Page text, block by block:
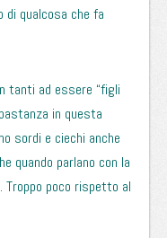
qualcosa che fa
tanti ad essere “figli
in questa
sordi e ciechi anche
quando parlano con la
Troppo poco rispetto al